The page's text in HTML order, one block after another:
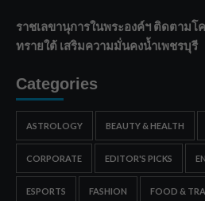
ราชเลขานุการในพระองค์ฯ ติดตามโ
ทรายใต้ เสริมความมั่นคงน้ำเพชรบุรี
Categories
ASTROLOGY BEAUTY & HEALTH
CORPORATE EDITOR'S PICKS
ESPORTS FASHION FOOD &